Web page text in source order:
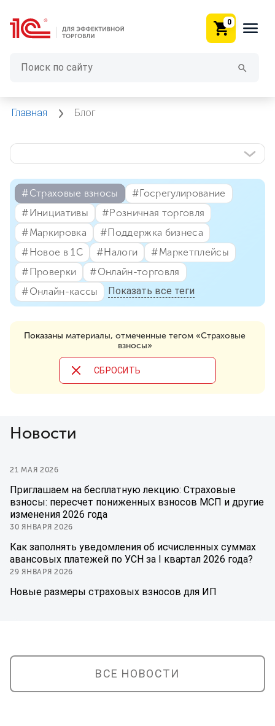
0
Главная Блог
#⁣Страховые взносы
#⁣Госрегулирование
#⁣Инициативы
#⁣Розничная торговля
#⁣Маркировка
#⁣Поддержка бизнеса
#⁣Новое в 1С
#⁣Налоги
#⁣Маркетплейсы
#⁣Проверки
#⁣Онлайн-торговля
#⁣Онлайн-кассы
Показать все теги
Показаны материалы, отмеченные тегом «Страховые
взносы»
CБРОСИТЬ
Новости
21 МАЯ 2026
Приглашаем на бесплатную лекцию: Страховые
взносы: пересчет пониженных взносов МСП и другие
изменения 2026 года
30 ЯНВАРЯ 2026
Как заполнять уведомления об исчисленных суммах
авансовых платежей по УСН за I квартал 2026 года?
29 ЯНВАРЯ 2026
Новые размеры страховых взносов для ИП
ВСЕ НОВОСТИ